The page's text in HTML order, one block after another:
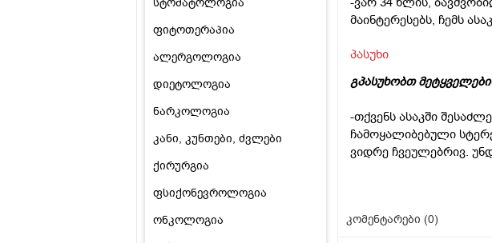
ფიტოთერაპია
ალერგოლოგია
დიეტოლოგია
ნარკოლოგია
კანი, კუნთები, ძვლები
ქირურგია
ფსიქონევროლოგია
ონკოლოგია
მაინტერესებს, ჩემს
პასუხი
გპასუხობთ
-თქვენს ასაკში
ჩამოყალიბებული
ვიდრე ჩვეულებრივ.
კომენტარები (0)